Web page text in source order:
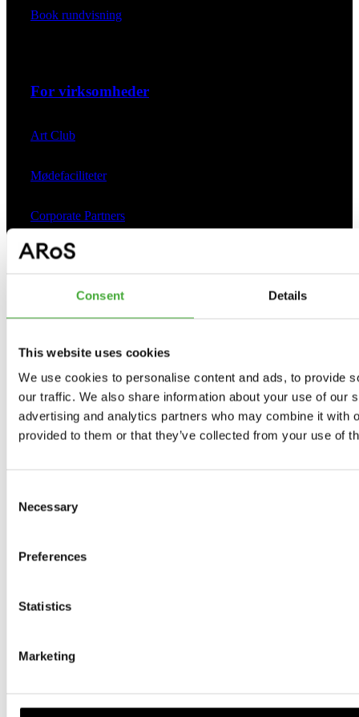
Consent Details
This website uses cookies
We use cookies to personalise content and ads, to provide
our traffic. We also share information about your use of our
advertising and analytics partners who may combine it with
provided to them or that they’ve collected from your use of
Selection
Necessary
Preferences
Statistics
Marketing
Book rundvisning
For virksomheder
Art Club
Mødefaciliteter
Corporate Partners
ARoS Ambassadors
Presse
Ledige stillinger